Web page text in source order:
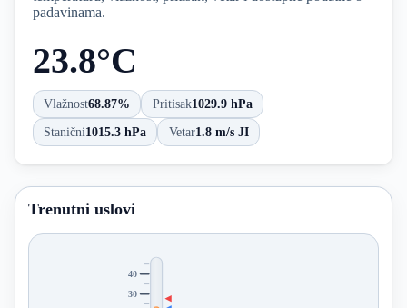
padavinama.
23.8°C
Vlažnost68.87% Pritisak1029.9 hPa
Stanični1015.3 hPa Vetar1.8 m/s JI
Trenutni uslovi
30
40